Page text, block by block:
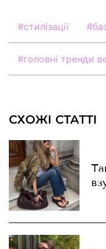
#стилізації #
#головні тренди
СХОЖІ СТАТТІ